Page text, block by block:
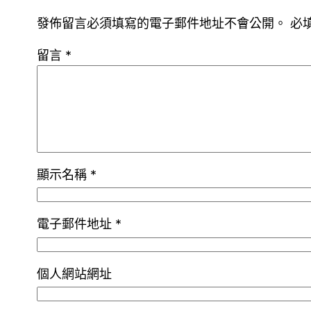
發佈留言必須填寫的電子郵件地址不會公開。 必
留言 *
顯示名稱 *
電子郵件地址 *
個人網站網址